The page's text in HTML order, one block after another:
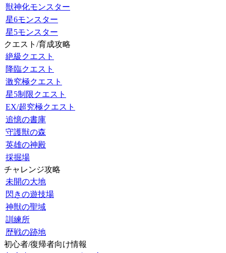
獣神化モンスター
星6モンスター
星5モンスター
クエスト/育成攻略
絶級クエスト
降臨クエスト
激究極クエスト
星5制限クエスト
EX/超究極クエスト
追憶の書庫
守護獣の森
英雄の神殿
採掘場
チャレンジ攻略
未開の大地
閃きの遊技場
神獣の聖域
訓練所
歴戦の跡地
初心者/復帰者向け情報